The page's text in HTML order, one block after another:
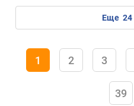
еще 24
1 2 3
39